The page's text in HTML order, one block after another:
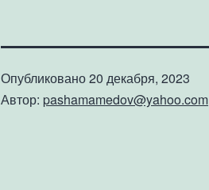
Опубликовано20 декабря, 2023
Автор: pashamamedov@yahoo.com